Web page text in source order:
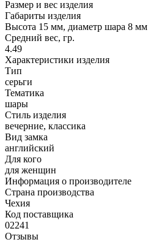
Размер и вес изделия
Габариты изделия
Высота 15 мм, диаметр шара 8 мм
Средний вес, гр.
4.49
Характеристики изделия
Тип
серьги
Тематика
шары
Стиль изделия
вечерние, классика
Вид замка
английский
Для кого
для женщин
Информация о производителе
Страна производства
Чехия
Код поставщика
02241
Отзывы